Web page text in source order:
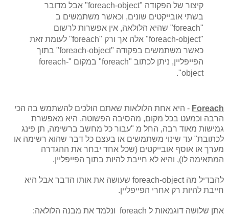
קיצור של הפקודה "foreach-object" אבל מדובר
בשתי אובייקטים שונים, וכאשר משתמשים ב
"foreach" שהיא הלולאה, אין אפשרות לרשום
"foreach-object" אלה אך ורק "foreach" לעומת זאת
כאשר משתמשים בפקודה "foreach-object" בתוך
הפייפליין, ניתן לכתוב "foreach" במקום "foreach-
object".
Foreach - היא אחת הלולאות שאתם הולכים להשתמש בה הכי
הרבה וכמעט בכל מקום, מהסיבה הפשוטה, היא מאפשרת
גמישות מאוד רבה, החל מ "עבור כל מחשב ברשימה, תן פינג
לכתובת" עד שינוי משתמשים או בעצם כל דבר שהוא רשימה או
מערך או אוסף אובייקטים (שכל אחד יבחר את ההגדרה
המתאימה לו), והיא לא חייבת להיות בתוך הפייפליין.
להבדיל מה foreach-object שעושה את אותו הדבר אבל היא
חייבת להיות רק אחרי הפייפליין.
אתן שלושה דוגמאות ל foreach ונלמד את מבנה הלולאה: